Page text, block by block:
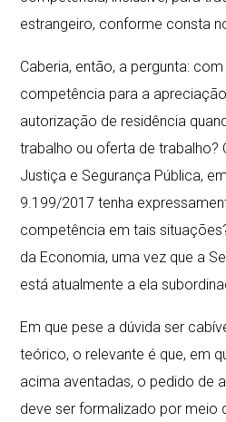
estrangeiro, conforme consta
Caberia, então, a pergunta:
competência para a
autorização de residência
trabalho ou oferta de trabalho?
Justiça e Segurança Pública,
9.199/2017 tenha
competência em tais
da Economia, uma vez que a
está atualmente a ela
Em que pese a dúvida ser
teórico, o relevante é que, em
acima aventadas, o pedido de
deve ser formalizado por meio